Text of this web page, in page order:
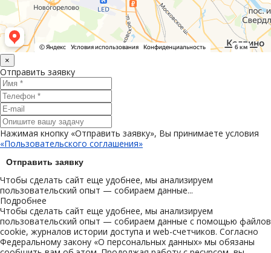
×
Отправить заявку
Нажимая кнопку «Отправить заявку», Вы принимаете условия
«Пользовательского соглашения»
Отправить заявку
Чтобы сделать сайт еще удобнее, мы анализируем
пользовательский опыт — собираем данные...
Подробнее
Чтобы сделать сайт еще удобнее, мы анализируем
пользовательский опыт — собираем данные с помощью файлов
cookie, журналов истории доступа и web-счетчиков. Согласно
Федеральному закону «О персональных данных» мы обязаны